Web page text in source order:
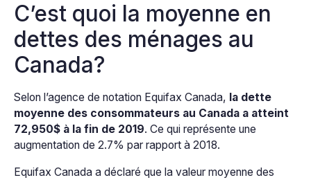
C’est quoi la moyenne en
dettes des ménages au
Canada?
Selon l’agence de notation Equifax Canada, la dette
moyenne des consommateurs au Canada a atteint
72,950$ à la fin de 2019. Ce qui représente une
augmentation de 2.7% par rapport à 2018.
Equifax Canada a déclaré que la valeur moyenne des